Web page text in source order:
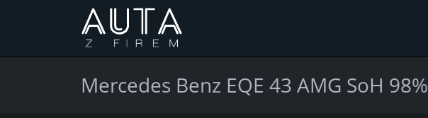
Mercedes Benz EQE 43 AMG SoH 98%